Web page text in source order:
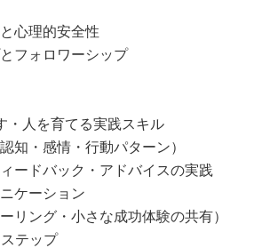
心理的安全性
フォロワーシップ
・人を育てる実践スキル
知・感情・行動パターン）
ードバック・アドバイスの実践
ケーション
リング・小さな成功体験の共有）
テップ